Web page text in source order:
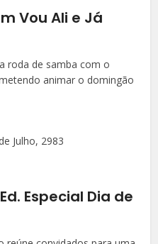
Vou Ali e Já
roda de samba com o
animar o domingão
Julho, 2983
Especial Dia de